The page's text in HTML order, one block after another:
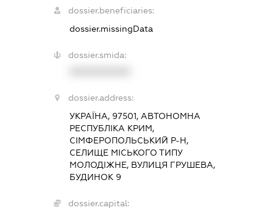
dossier.beneficiaries:
dossier.missingData
dossier.smida:
dossier.address:
УКРАЇНА, 97501, АВТОНОМНА
РЕСПУБЛІКА КРИМ,
СІМФЕРОПОЛЬСЬКИЙ Р-Н,
СЕЛИЩЕ МІСЬКОГО ТИПУ
МОЛОДІЖНЕ, ВУЛИЦЯ ГРУШЕВА,
БУДИНОК 9
dossier.capital: